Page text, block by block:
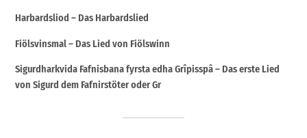
Harbardsliod – Das Harbardslied
Fiölsvinsmal – Das Lied von Fiölswinn
Sigurdharkvida Fafnisbana fyrsta edha Grîpisspâ – Das erste Lied
von Sigurd dem Fafnirstöter oder Gr